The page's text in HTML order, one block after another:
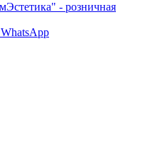
- розничная